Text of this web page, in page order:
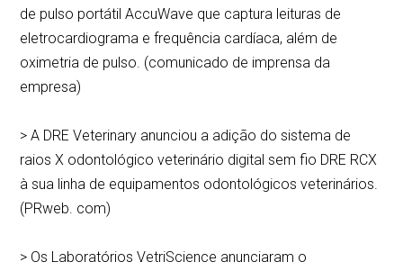
de pulso portátil AccuWave que captura leituras de
eletrocardiograma e frequência cardíaca, além de
oximetria de pulso. (comunicado de imprensa da
empresa)
> A DRE Veterinary anunciou a adição do sistema de
raios X odontológico veterinário digital sem fio DRE RCX
à sua linha de equipamentos odontológicos veterinários.
(PRweb. com)
> Os Laboratórios VetriScience anunciaram o